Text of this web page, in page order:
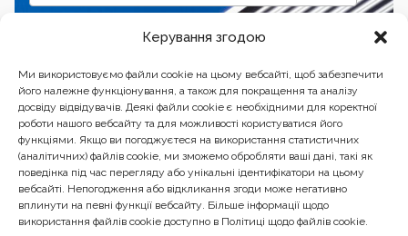
Керування згодою
Ми використовуємо файли cookie на цьому вебсайті, щоб забезпечити
його належне функціонування, а також для покращення та аналізу
досвіду відвідувачів. Деякі файли cookie є необхідними для коректної
роботи нашого вебсайту та для можливості користуватися його
функціями. Якщо ви погоджуєтеся на використання статистичних
(аналітичних) файлів cookie, ми зможемо обробляти ваші дані, такі як
поведінка під час перегляду або унікальні ідентифікатори на цьому
вебсайті. Непогодження або відкликання згоди може негативно
вплинути на певні функції вебсайту. Більше інформації щодо
використання файлів cookie доступно в Політиці щодо файлів cookie.
Підписатись